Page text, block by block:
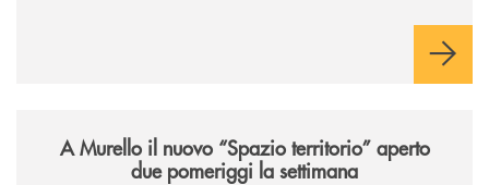
A Murello il nuovo “Spazio territorio” aperto
due pomeriggi la settimana